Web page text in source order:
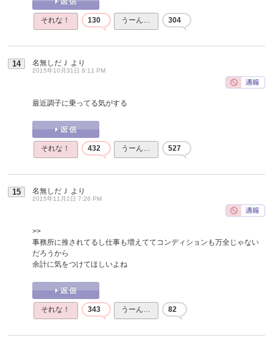
それな！ 130 うーん… 304
14 名無しだＪ より
2015年10月31日 8:11 PM
最近調子に乗ってる気がする
それな！ 432 うーん… 527
15 名無しだＪ より
2015年11月2日 7:26 PM
>>
事務所に推されてるし仕事も増えててコンディションも万全じゃない
だろうから
余計に気をつけてほしいよね
それな！ 343 うーん… 82